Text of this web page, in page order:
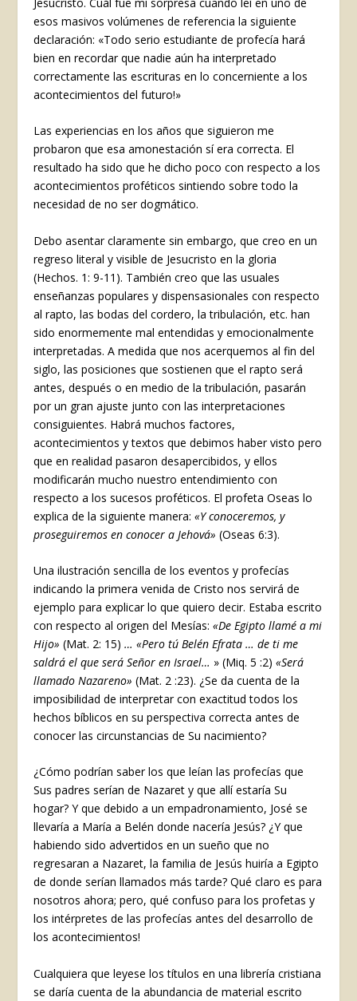
esos masivos volúmenes de referencia la siguiente
declaración: «Todo serio estudiante de profecía hará
bien en recordar que nadie aún ha interpretado
correctamente las escrituras en lo concerniente a los
acontecimientos del futuro!»
Las experiencias en los años que siguieron me
probaron que esa amonestación sí era correcta. El
resultado ha sido que he dicho poco con respecto a los
acontecimientos proféticos sintiendo sobre todo la
necesidad de no ser dogmático.
Debo asentar claramente sin embargo, que creo en un
regreso literal y visible de Jesucristo en la gloria
(Hechos. 1: 9-11). También creo que las usuales
enseñanzas populares y dispensasionales con respecto
al rapto, las bodas del cordero, la tribulación, etc. han
sido enormemente mal entendidas y emocionalmente
interpretadas. A medida que nos acerquemos al fin del
siglo, las posiciones que sostienen que el rapto será
antes, después o en medio de la tribulación, pasarán
por un gran ajuste junto con las interpretaciones
consiguientes. Habrá muchos factores,
acontecimientos y textos que debimos haber visto pero
que en realidad pasaron desapercibidos, y ellos
modificarán mucho nuestro entendimiento con
respecto a los sucesos proféticos. El profeta Oseas lo
explica de la siguiente manera:«Y conoceremos, y
proseguiremos en conocer a Jehová» (Oseas 6:3).
Una ilustración sencilla de los eventos y profecías
indicando la primera venida de Cristo nos servirá de
ejemplo para explicar lo que quiero decir. Estaba escrito
con respecto al origen del Mesías:«De Egipto llamé a mi
Hijo» (Mat. 2: 15)… «Pero tú Belén Efrata … de ti me
saldrá el que será Señor en Israel… » (Miq. 5 :2)«Será
llamado Nazareno» (Mat. 2 :23). ¿Se da cuenta de la
imposibilidad de interpretar con exactitud todos los
hechos bíblicos en su perspectiva correcta antes de
conocer las circunstancias de Su nacimiento?
¿Cómo podrían saber los que leían las profecías que
Sus padres serían de Nazaret y que allí estaría Su
hogar? Y que debido a un empadronamiento, José se
llevaría a María a Belén donde nacería Jesús? ¿Y que
habiendo sido advertidos en un sueño que no
regresaran a Nazaret, la familia de Jesús huiría a Egipto
de donde serían llamados más tarde? Qué claro es para
nosotros ahora; pero, qué confuso para los profetas y
los intérpretes de las profecías antes del desarrollo de
los acontecimientos!
Cualquiera que leyese los títulos en una librería cristiana
se daría cuenta de la abundancia de material escrito